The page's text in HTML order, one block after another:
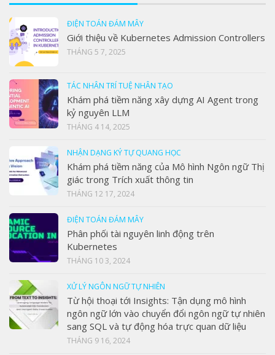
ĐIỆN TOÁN ĐÁM MÂY
Giới thiệu về Kubernetes Admission Controllers
THÁNG 5 7, 2025
TÁC NHÂN TRÍ TUỆ NHÂN TẠO
Khám phá tiềm năng xây dựng AI Agent trong
kỷ nguyên LLM
THÁNG 4 14, 2025
NHẬN DẠNG KÝ TỰ QUANG HỌC
Khám phá tiềm năng của Mô hình Ngôn ngữ Thị
giác trong Trích xuất thông tin
THÁNG 12 17, 2024
ĐIỆN TOÁN ĐÁM MÂY
Phân phối tài nguyên linh động trên
Kubernetes
THÁNG 10 3, 2024
XỬ LÝ NGÔN NGỮ TỰ NHIÊN
Từ hội thoại tới Insights: Tận dụng mô hình
ngôn ngữ lớn vào chuyển đổi ngôn ngữ tự nhiên
sang SQL và tự động hóa trực quan dữ liệu
THÁNG 9 16, 2024